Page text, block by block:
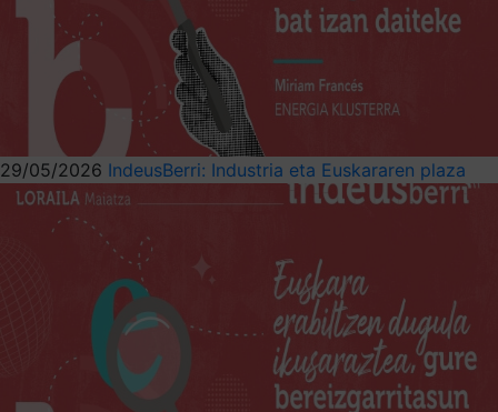
29/05/2026 IndeusBerri: Industria eta Euskararen plaza